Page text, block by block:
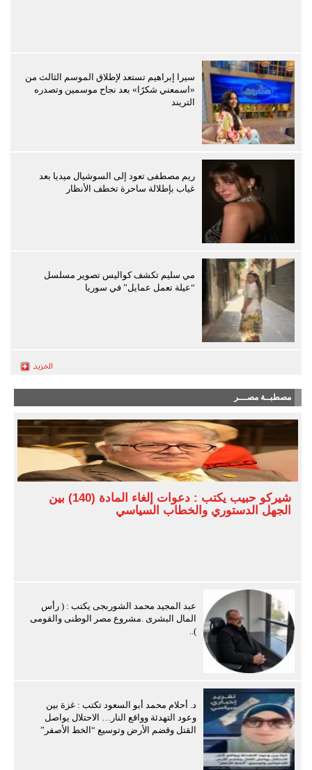
سيرا إبراهيم تستعد لإطلاق الموسم الثالث من
«اسمعني شكرًا» بعد نجاح موسمين وتصدره
التريند
ريم مصطفى تعود إلى السوشيال ميديا بعد
غياب بإطلالة ساحرة تخطف الأنظار
مي سليم تكشف كواليس تصوير مسلسل
“عيلة تعمل عمايل” في سوريا
مصطبــة مصـــر
شيركو حبيب يكتب : دعوات إلغاء المادة (140) بين
الجهل الدستوري والخطاب السياسي
عبد المجيد محمد الشوربجى يكتب : ( رأس
المال البشرى .مشروع مصر الوطنى والقومى
)..
د. أحلام محمد أبو السعود تكتب : غزة بين
وعود التهدئة وواقع النار… الاحتلال يواصل
القتل وقضم الأرض وتوسيع “الخط الأصفر”